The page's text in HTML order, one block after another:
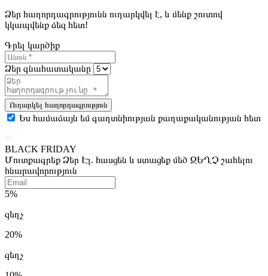
Ձեր հաղորդագրությունն ուղարկվել է, և մենք շուտով
կկապվենք ձեզ հետ!
Գրել կարծիք
Ձեր գնահատականը
Ուղարկել հաղորդագրություն
Ես համաձայն եմ գաղտնիության քաղաքականության հետ
BLACK FRIDAY
Մուտքագրեք Ձեր Էլ. հասցեն և ստացեք մեծ ԶԵՂՉ շահելու
հնարավորություն
5%
զեղչ
20%
զեղչ